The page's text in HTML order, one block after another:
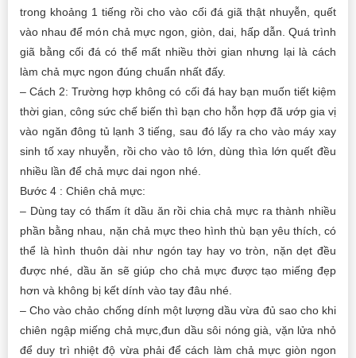
trong khoảng 1 tiếng rồi cho vào cối đá giã thật nhuyễn, quết
vào nhau để món chả mực ngon, giòn, dai, hấp dẫn. Quá trình
giã bằng cối đá có thể mất nhiều thời gian nhưng lại là cách
làm chả mực ngon đúng chuẩn nhất đấy.
– Cách 2: Trường hợp không có cối đá hay bạn muốn tiết kiệm
thời gian, công sức chế biến thì bạn cho hỗn hợp đã ướp gia vị
vào ngăn đông tủ lạnh 3 tiếng, sau đó lấy ra cho vào máy xay
sinh tố xay nhuyễn, rồi cho vào tô lớn, dùng thìa lớn quết đều
nhiều lần để chả mực dai ngon nhé.
Bước 4 : Chiên chả mực:
– Dùng tay có thấm ít dầu ăn rồi chia chả mực ra thành nhiều
phần bằng nhau, nặn chả mực theo hình thù bạn yêu thích, có
thể là hình thuôn dài như ngón tay hay vo tròn, nặn dẹt đều
được nhé, dầu ăn sẽ giúp cho chả mực được tạo miếng đẹp
hơn và không bị kết dính vào tay đâu nhé.
– Cho vào chảo chống dính một lượng dầu vừa đủ sao cho khi
chiên ngập miếng chả mực,đun dầu sôi nóng già, vặn lửa nhỏ
để duy trì nhiệt độ vừa phải để cách làm chả mực giòn ngon